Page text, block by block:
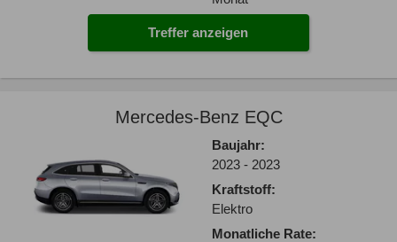
Treffer anzeigen
Mercedes-Benz EQC
Baujahr:
2023 - 2023
Kraftstoff:
Elektro
Monatliche Rate: